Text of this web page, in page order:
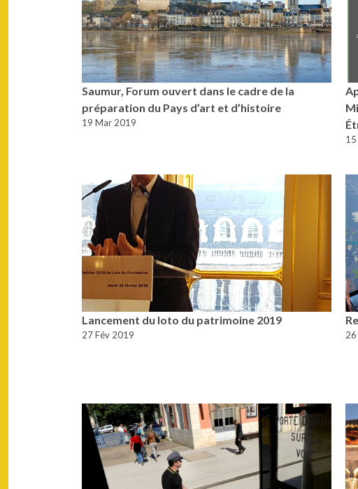
Saumur, Forum ouvert dans le cadre de la
préparation du Pays d’art et d’histoire
19 Mar 2019
Lancement du loto du patrimoine 2019
27 Fév 2019